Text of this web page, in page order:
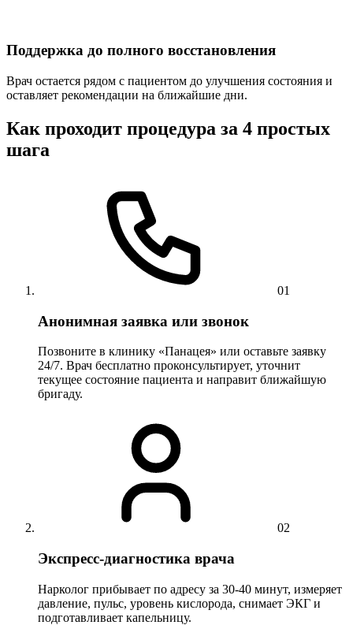
Поддержка до полного восстановления
Врач остается рядом с пациентом до улучшения состояния и
оставляет рекомендации на ближайшие дни.
Как проходит процедура за 4 простых
шага
01
Анонимная заявка или звонок
Позвоните в клинику «Панацея» или оставьте заявку
24/7. Врач бесплатно проконсультирует, уточнит
текущее состояние пациента и направит ближайшую
бригаду.
02
Экспресс-диагностика врача
Нарколог прибывает по адресу за 30-40 минут, измеряет
давление, пульс, уровень кислорода, снимает ЭКГ и
подготавливает капельницу.